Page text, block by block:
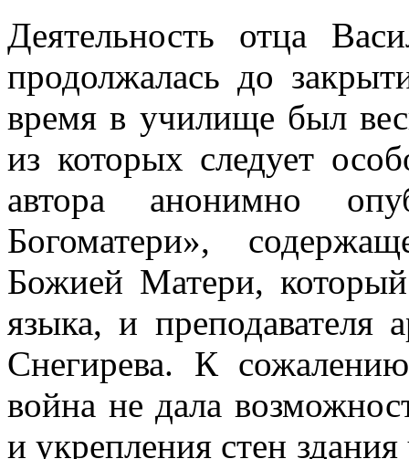
Деятельность отца
продолжалась до
время в училище был
из которых следует
автора анонимно
Богоматери»,
Божией Матери, который
языка, и
Снегирева. К
война не дала
и укрепления стен